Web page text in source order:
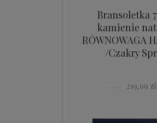
Bransoletka
kamienie
RÓWNOWAGA
/Czakry
219,99 zł